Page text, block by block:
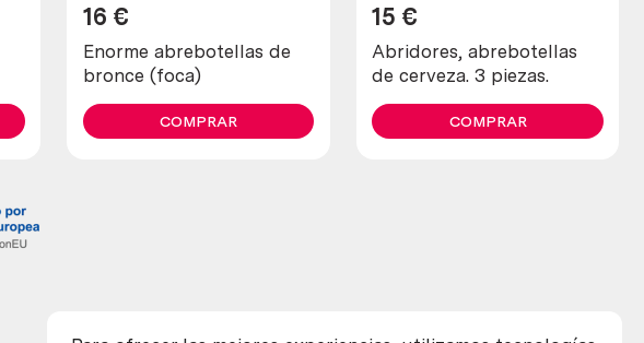
Enorme abrebotellas de
bronce (foca)
16 €
COMPRAR
Abridores, abrebotellas
de cerveza. 3 piezas.
15 €
COMPRAR